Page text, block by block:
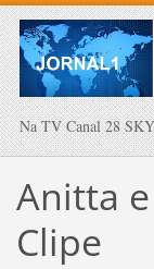
Na TV Canal 28
Anitta
Clipe